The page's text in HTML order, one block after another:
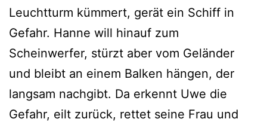
Leuchtturm kümmert, gerät ein Schiff in
Gefahr. Hanne will hinauf zum
Scheinwerfer, stürzt aber vom Geländer
und bleibt an einem Balken hängen, der
langsam nachgibt. Da erkennt Uwe die
Gefahr, eilt zurück, rettet seine Frau und